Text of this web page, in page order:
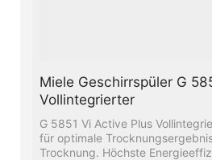
Miele Geschirrspüler G
Vollintegrierter
G 5851 Vi Active Plus
für optimale
Trocknung. Höchste Energieeffizienzklasse A - Sie